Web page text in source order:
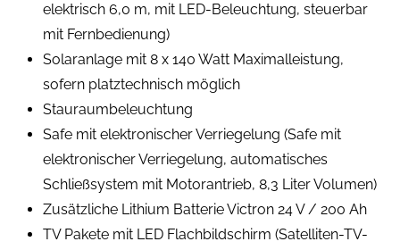
elektrisch 6,0 m, mit LED-Beleuchtung, steuerbar
mit Fernbedienung)
Solaranlage mit 8 x 140 Watt Maximalleistung,
sofern platztechnisch möglich
Stauraumbeleuchtung
Safe mit elektronischer Verriegelung (Safe mit
elektronischer Verriegelung, automatisches
Schließsystem mit Motorantrieb, 8,3 Liter Volumen)
Zusätzliche Lithium Batterie Victron 24 V / 200 Ah
TV Pakete mit LED Flachbildschirm (Satelliten-TV-